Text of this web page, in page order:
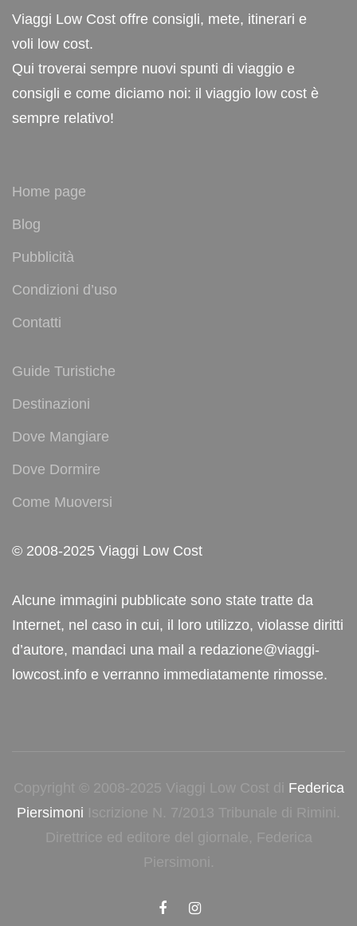
Viaggi Low Cost offre consigli, mete, itinerari e
voli low cost.
Qui troverai sempre nuovi spunti di viaggio e
consigli e come diciamo noi: il viaggio low cost è
sempre relativo!
Home page
Blog
Pubblicità
Condizioni d’uso
Contatti
Guide Turistiche
Destinazioni
Dove Mangiare
Dove Dormire
Come Muoversi
© 2008-2025 Viaggi Low Cost
Alcune immagini pubblicate sono state tratte da
Internet, nel caso in cui, il loro utilizzo, violasse diritti
d’autore, mandaci una mail a redazione@viaggi-
lowcost.info e verranno immediatamente rimosse.
Copyright © 2008-2025 Viaggi Low Cost di Federica
Piersimoni Iscrizione N. 7/2013 Tribunale di Rimini.
Direttrice ed editore del giornale, Federica
Piersimoni.